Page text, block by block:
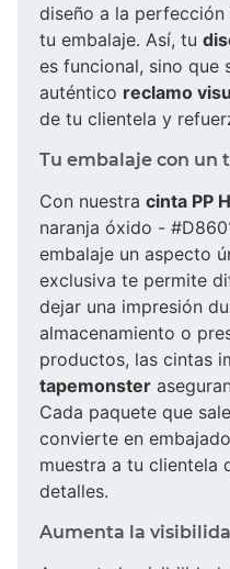
diseño a la
tu embalaje. Así, tu
es funcional, sino que
auténtico reclamo
de tu clientela y
Tu embalaje con un
Con nuestra cinta PP
naranja óxido -
embalaje un aspecto
exclusiva te permite
dejar una impresión
almacenamiento o
productos, las cintas
tapemonster
Cada paquete que
convierte en
muestra a tu clientela
detalles.
Aumenta la